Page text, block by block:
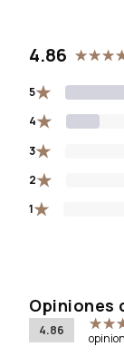
4.86
5★
4★
3★
2★
1★
Opiniones
4.86